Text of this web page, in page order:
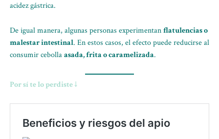
acidez gástrica.
De igual manera, algunas personas experimentanflatulencias o
malestar intestinal. En estos casos, el efecto puede reducirse al
consumir cebollaasada, frita o caramelizada.
Por sí te lo perdiste ↓